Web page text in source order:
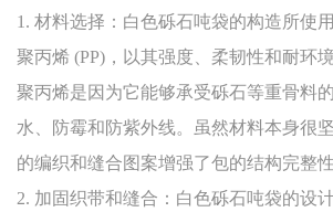
1. 材料选择：白色砾石吨袋的构造所使
聚丙烯 (PP)，以其强度、柔韧性和耐环
聚丙烯是因为它能够承受砾石等重骨料
水、防霉和防紫外线。虽然材料本身很
的编织和缝合图案增强了包的结构完整性
2. 加固织带和缝合：白色砾石吨袋的设